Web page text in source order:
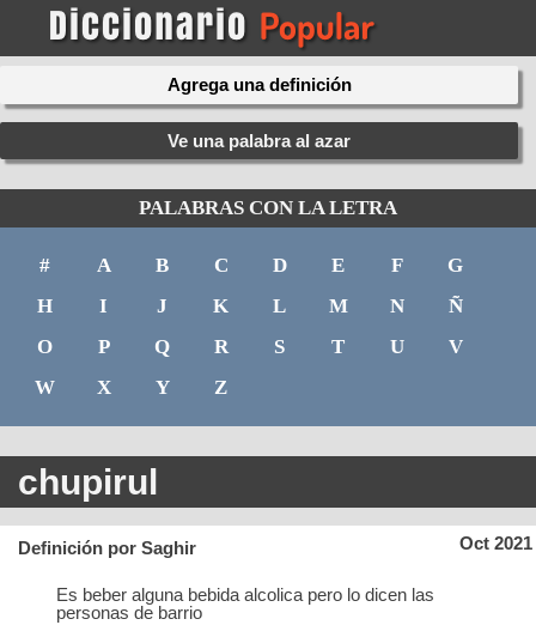
Agrega una definición
Ve una palabra al azar
PALABRAS CON LA LETRA
# A B C D E F
G
H
I J K L M N
Ñ
O
P Q R S T U
V
W
X Y Z
chupirul
Oct 2021
Definición por Saghir
Es beber alguna bebida alcolica pero lo dicen las
personas de barrio